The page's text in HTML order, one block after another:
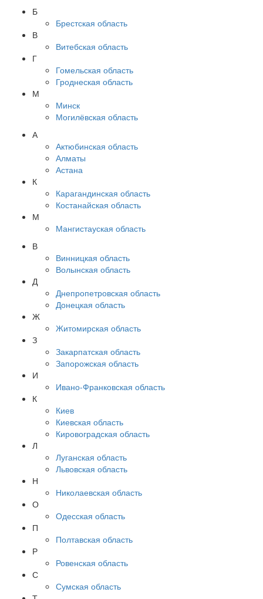
Б
Брестская область
В
Витебская область
Г
Гомельская область
Гроднеская область
М
Минск
Могилёвская область
А
Актюбинская область
Алматы
Астана
К
Карагандинская область
Костанайская область
М
Мангистауская область
В
Винницкая область
Волынская область
Д
Днепропетровская область
Донецкая область
Ж
Житомирская область
З
Закарпатская область
Запорожская область
И
Ивано-Франковская область
К
Киев
Киевская область
Кировоградская область
Л
Луганская область
Львовская область
Н
Николаевская область
О
Одесская область
П
Полтавская область
Р
Ровенская область
С
Сумская область